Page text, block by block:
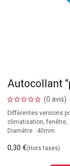
Autocollant
(0 avis)
Différentes versions
climatisation, fenêtre,
Diamètre : 40mm
0,30 €(Hors taxes)